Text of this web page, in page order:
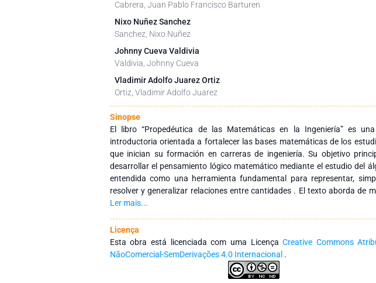
Cabrera, Juan Pablo Francisco Barturen
Nixo Nuñez Sanchez
Sanchez, Nixo Nuñez
Johnny Cueva Valdivia
Valdivia, Johnny Cueva
Vladimir Adolfo Juarez Ortiz
Ortiz, Vladimir Adolfo Juarez
Sinopse
El libro “Propedéutica de las Matemáticas en la Ingeniería” es
introductoria orientada a fortalecer las bases matemáticas de los
que inician su formación en carreras de ingeniería. Su objetivo
desarrollar el pensamiento lógico matemático mediante el estudio del
entendida como una herramienta fundamental para representar,
resolver y generalizar relaciones entre cantidades . El texto aborda de
progresiva los principales contenidos del álgebra, comenzando
racionales e irracionales. Posteriormente, se desarrollan las
algebraicas básicas, junto con el estudio de potencias y radicación,
las propiedades de los exponentes en sus distintas formas. Asimismo,
profundiza en las expresiones algebraicas, abarcando monomios,
términos semejantes y su clasificación, así como los conceptos de
Ler mais...
Licença
Esta obra está licenciada com uma LicençaCreative Commons
NãoComercial-SemDerivações 4.0 Internacional .